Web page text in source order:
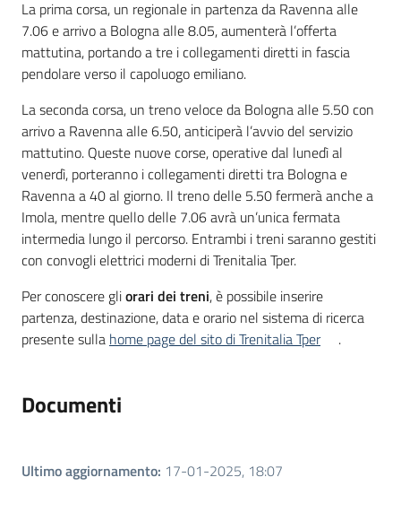
La prima corsa, un regionale in partenza da Ravenna alle
7.06 e arrivo a Bologna alle 8.05, aumenterà l’offerta
mattutina, portando a tre i collegamenti diretti in fascia
pendolare verso il capoluogo emiliano.
La seconda corsa, un treno veloce da Bologna alle 5.50 con
arrivo a Ravenna alle 6.50, anticiperà l’avvio del servizio
mattutino. Queste nuove corse, operative dal lunedì al
venerdì, porteranno i collegamenti diretti tra Bologna e
Ravenna a 40 al giorno. Il treno delle 5.50 fermerà anche a
Imola, mentre quello delle 7.06 avrà un’unica fermata
intermedia lungo il percorso. Entrambi i treni saranno gestiti
con convogli elettrici moderni di Trenitalia Tper.
Per conoscere gliorari dei treni, è possibile inserire
partenza, destinazione, data e orario nel sistema di ricerca
presente sulla home page del sito di Trenitalia Tper .
Documenti
Ultimo aggiornamento: 17-01-2025, 18:07